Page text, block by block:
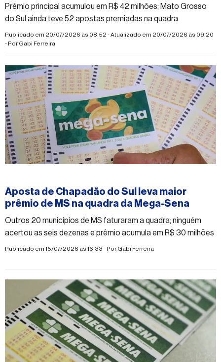
Prêmio principal acumulou em R$ 42 milhões; Mato Grosso
do Sul ainda teve 52 apostas premiadas na quadra
Publicado em 20/07/2026 às 08:52 - Atualizado em 20/07/2026 às 09:20
- PorGabi Ferreira
Aposta de Chapadão do Sul leva maior
prêmio de MS na quadra da Mega-Sena
Outros 20 municípios de MS faturaram a quadra; ninguém
acertou as seis dezenas e prêmio acumula em R$ 30 milhões
Publicado em 15/07/2026 às 16:33 - PorGabi Ferreira